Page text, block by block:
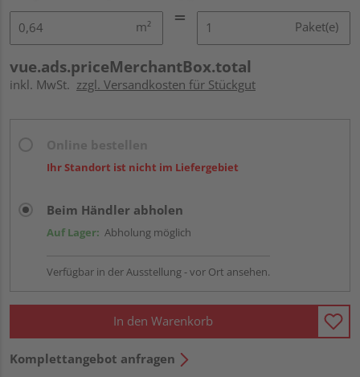
m² Paket(e)
vue.ads.priceMerchantBox.total
inkl. MwSt. zzgl. Versandkosten für Stückgut
Ihr Standort ist nicht im Liefergebiet
Beim Händler abholen
Auf Lager: Abholung möglich
Verfügbar in der Ausstellung - vor Ort ansehen.
In den Warenkorb
Komplettangebot anfragen